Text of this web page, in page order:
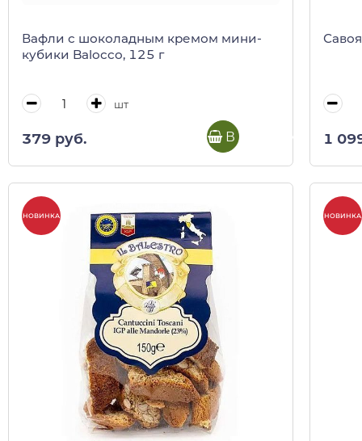
Вафли с шоколадным кремом мини-
кубики Balocco, 125 г
шт
379 руб. В корзину 1
НОВИНКА НОВИНКА